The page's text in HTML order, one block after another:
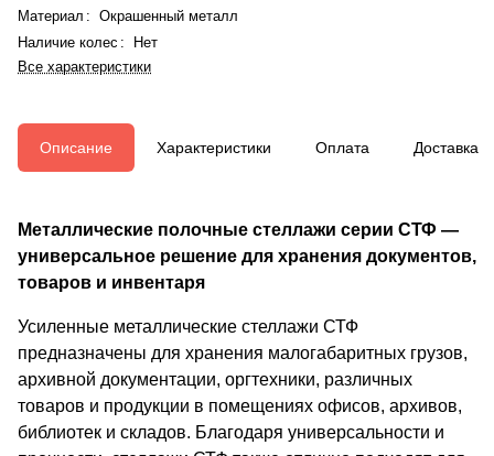
Материал : Окрашенный металл
Наличие колес :
Нет
Все характеристики
Описание Характеристики Оплата Доставка
Металлические полочные стеллажи серии СТФ —
универсальное решение для хранения документов,
товаров и инвентаря
Усиленные металлические стеллажи СТФ
предназначены для хранения малогабаритных грузов,
архивной документации, оргтехники, различных
товаров и продукции в помещениях офисов, архивов,
библиотек и складов. Благодаря универсальности и